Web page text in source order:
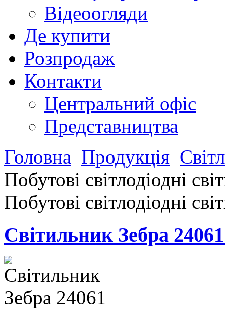
Відеоогляди
Де купити
Розпродаж
Контакти
Центральний офіс
Представництва
Головна Продукція
Побутові світлодіодні
Побутові світлодіодні
Cвітильник Зебра